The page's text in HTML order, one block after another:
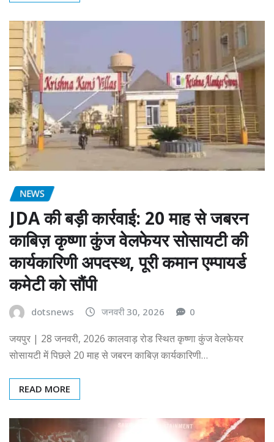
NEWS
JDA की बड़ी कार्रवाई: 20 माह से जबरन
काबिज़ कृष्णा कुंज वेलफेयर सोसायटी की
कार्यकारिणी अपदस्थ, पूरी कमान एम्पायर्ड
कमेटी को सौंपी
dotsnews जनवरी 30, 2026 0
जयपुर | 28 जनवरी, 2026 कालवाड़ रोड स्थित कृष्णा कुंज वेलफेयर
सोसायटी में पिछले 20 माह से जबरन काबिज़ कार्यकारिणी…
READ MORE